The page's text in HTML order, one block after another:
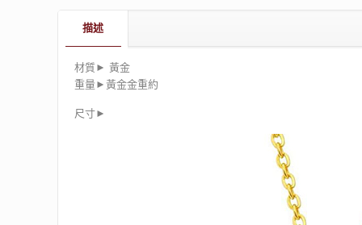
描述
材質► 黃金
重量►黃金金重約
尺寸►